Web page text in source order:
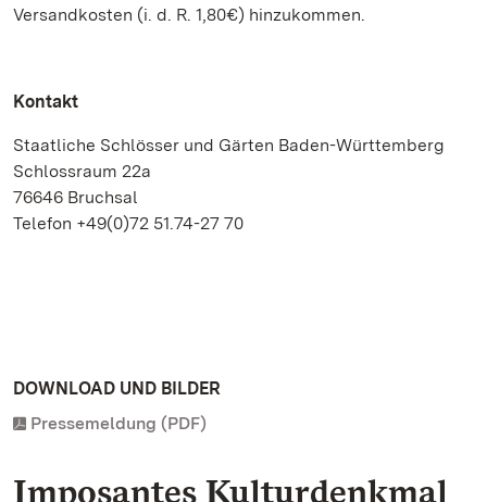
Versandkosten (i. d. R. 1,80€) hinzukommen.
Kontakt
Staatliche Schlösser und Gärten Baden-Württemberg
Schlossraum 22a
76646 Bruchsal
Telefon +49(0)72 51.74-27 70
DOWNLOAD UND BILDER
Pressemeldung (PDF)
Imposantes Kulturdenkmal